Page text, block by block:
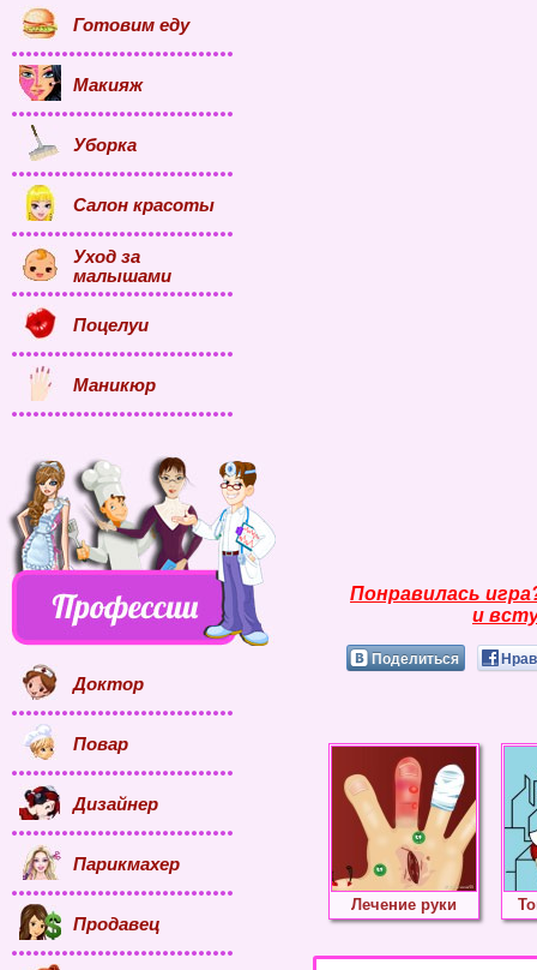
Понравилась
и
Поделиться
Лечение руки
Готовим еду
Макияж
Уборка
Салон красоты
Уход за
малышами
Поцелуи
Маникюр
Доктор
Повар
Дизайнер
Парикмахер
Продавец